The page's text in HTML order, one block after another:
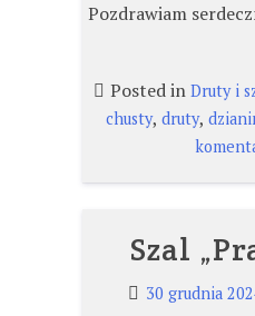
Pozdrawiam
Posted in Druty i
chusty, druty,
Szal
30 grudnia